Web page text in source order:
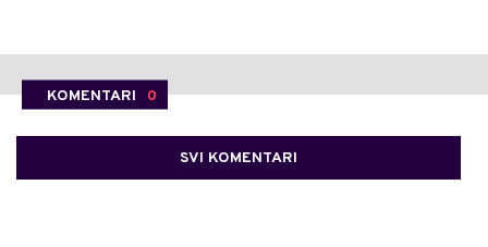
KOMENTARI 0
SVI KOMENTARI